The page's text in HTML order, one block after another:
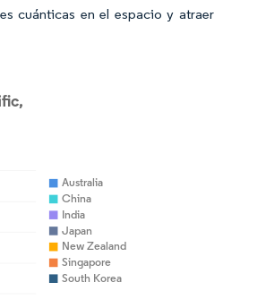
cuánticas en el espacio y atraer